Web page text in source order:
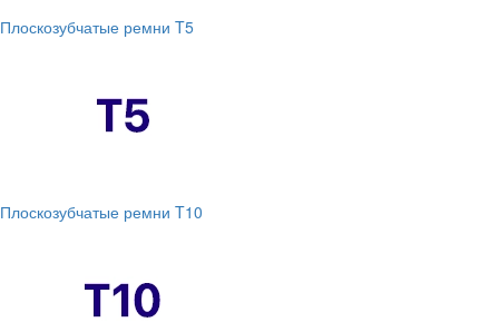
Плоскозубчатые ремни T5
Плоскозубчатые ремни T10